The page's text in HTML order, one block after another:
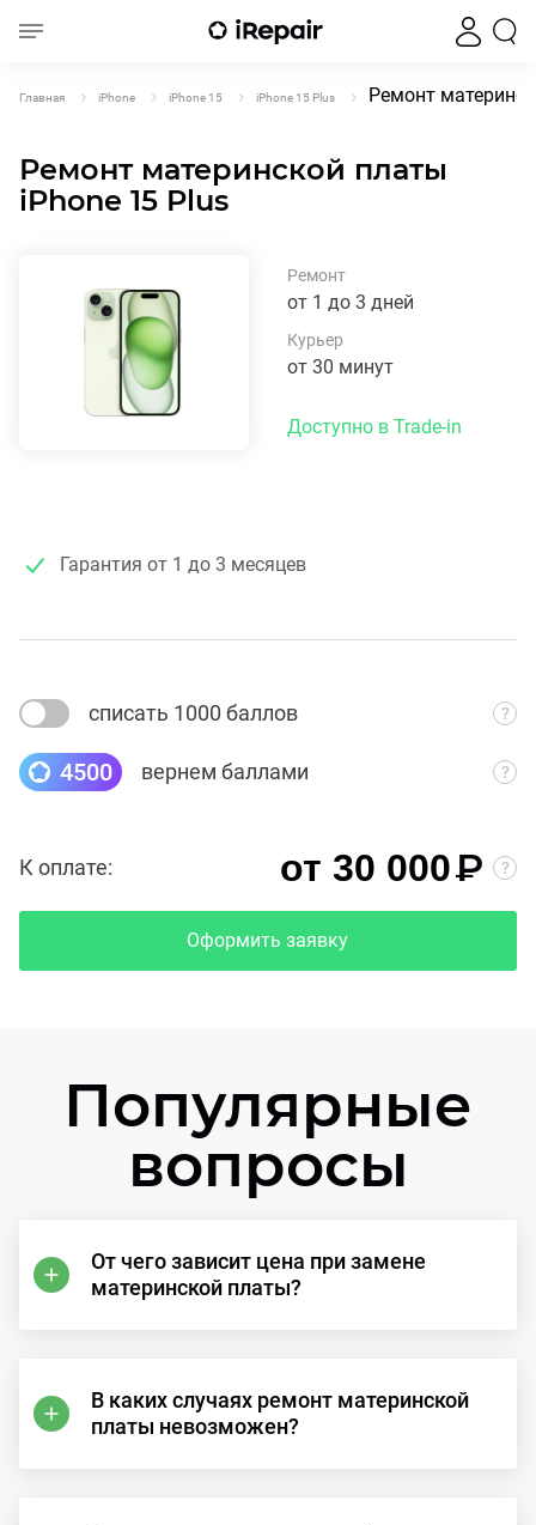
Главная iPhone iPhone 15 iPhone 15 Plus Ремонт
Ремонт материнской платы
iPhone 15 Plus
Ремонт
от 1 до 3 дней
Курьер
от 30 минут
Доступно в Trade-in
Гарантия от 1 до 3 месяцев
списать 1000 баллов
4500 вернем баллами
К оплате: от 30 000₽
Оформить заявку
Популярные
вопросы
От чего зависит цена при замене
материнской платы?
В каких случаях ремонт материнской
платы невозможен?